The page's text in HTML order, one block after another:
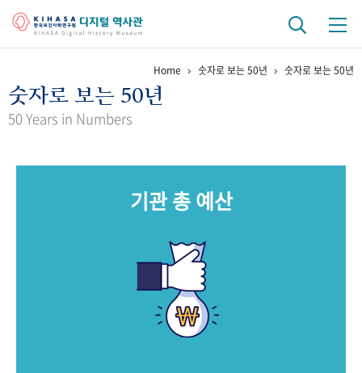
걸어온 길 기관 변천사 역대 기관장
키워드로 보는 연구 역사
문서 기록물 행정박물
Home 숫자로 보는 50년 숫자로 보는 50년
숫자로 보는 50년
50 Years in Numbers
기관 총 예산